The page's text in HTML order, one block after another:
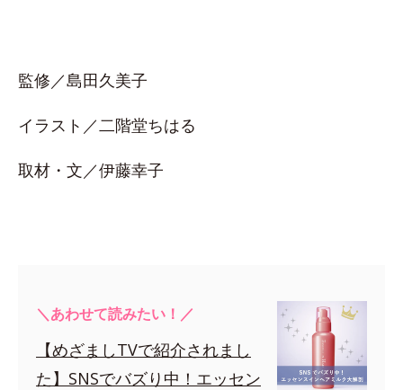
監修／島田久美子
イラスト／二階堂ちはる
取材・文／伊藤幸子
＼あわせて読みたい！／
【めざましTVで紹介されまし
た】SNSでバズり中！エッセン